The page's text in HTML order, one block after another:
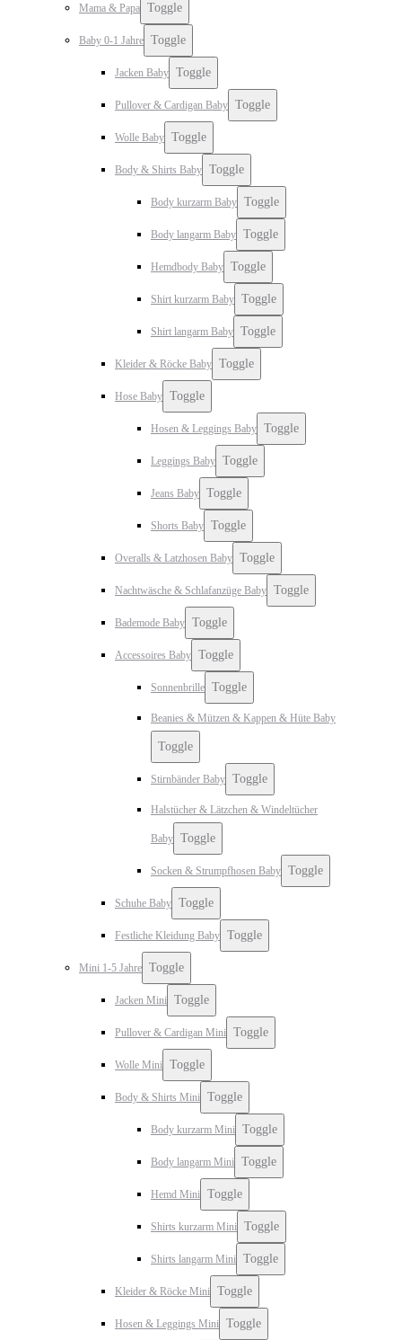
Mama & Papa Toggle
Baby 0-1 Jahre Toggle
Jacken Baby Toggle
Pullover & Cardigan Baby Toggle
Wolle Baby Toggle
Body & Shirts Baby Toggle
Body kurzarm Baby Toggle
Body langarm Baby Toggle
Hemdbody Baby Toggle
Shirt kurzarm Baby Toggle
Shirt langarm Baby Toggle
Kleider & Röcke Baby Toggle
Hose Baby Toggle
Hosen & Leggings Baby Toggle
Leggings Baby Toggle
Jeans Baby Toggle
Shorts Baby Toggle
Overalls & Latzhosen Baby Toggle
Nachtwäsche & Schlafanzüge Baby Toggle
Bademode Baby Toggle
Accessoires Baby Toggle
Sonnenbrille Toggle
Beanies & Mützen & Kappen & Hüte Baby
Toggle
Stirnbänder Baby Toggle
Halstücher & Lätzchen & Windeltücher
Baby Toggle
Socken & Strumpfhosen Baby Toggle
Schuhe Baby Toggle
Festliche Kleidung Baby Toggle
Mini 1-5 Jahre Toggle
Jacken Mini Toggle
Pullover & Cardigan Mini Toggle
Wolle Mini Toggle
Body & Shirts Mini Toggle
Body kurzarm Mini Toggle
Body langarm Mini Toggle
Hemd Mini Toggle
Shirts kurzarm Mini Toggle
Shirts langarm Mini Toggle
Kleider & Röcke Mini Toggle
Hosen & Leggings Mini Toggle